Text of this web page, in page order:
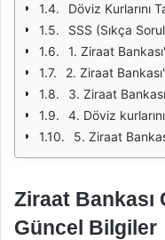
Döviz Kurlarını
SSS (Sıkça
1. Ziraat
2. Ziraat
3. Ziraat
4. Döviz
5. Ziraat Bankası'nın
Ziraat Bankası
Güncel Bilgiler